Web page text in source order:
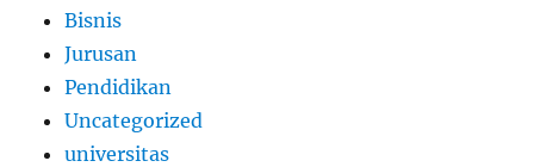
Bisnis
Jurusan
Pendidikan
Uncategorized
universitas